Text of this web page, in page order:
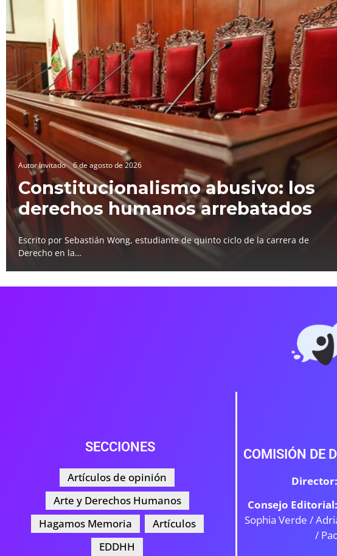
Autor Invitado 6 de agosto de 2026
Constitucionalismo abusivo: los
derechos humanos arrebatados
Escrito por Sebastián Wong, estudiante de quinto ciclo de la carrera de
Derecho en la…
SECCIONES
Artículos de opinión
Arte y Derechos Humanos
Hagamos Memoria
Artículos
EDDHH
COMISIÓN DE
Director:
Consejo Editorial:
Sophia Verde /
/